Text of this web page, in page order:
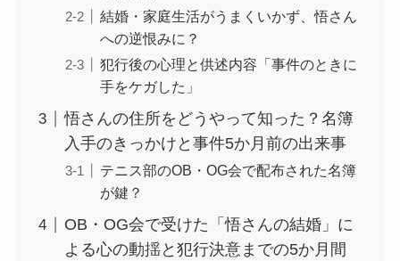
結婚・家庭生活がうまくいかず、悟さん
への逆恨みに？
犯行後の心理と供述内容「事件のときに
手をケガした」
悟さんの住所をどうやって知った？名簿
入手のきっかけと事件5か月前の出来事
テニス部のOB・OG会で配布された名簿
が鍵？
OB・OG会で受けた「悟さんの結婚」に
よる心の動揺と犯行決意までの5か月間